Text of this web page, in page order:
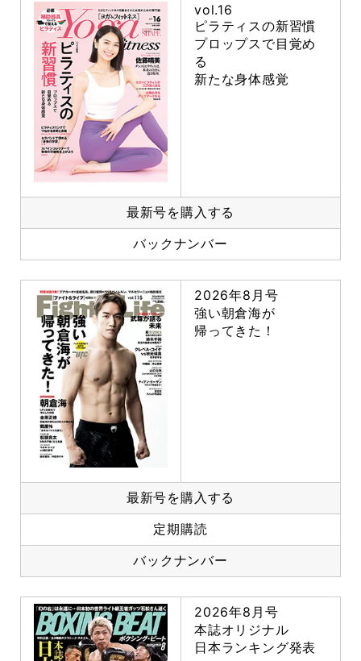
vol.16
ピラティスの新習慣
プロップスで目覚め
る
新たな身体感覚
最新号を購入する
バックナンバー
2026年8月号
強い朝倉海が
帰ってきた！
最新号を購入する
定期購読
バックナンバー
2026年8月号
本誌オリジナル
日本ランキング発表